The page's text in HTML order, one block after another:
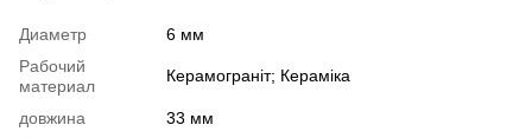
Диаметр
6 мм
Рабочий
материал
Керамограніт; Кераміка
довжина
33 мм